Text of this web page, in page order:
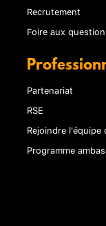
Recrutement
Foire aux
Partenariat
RSE
Rejoindre l'équipe
Programme